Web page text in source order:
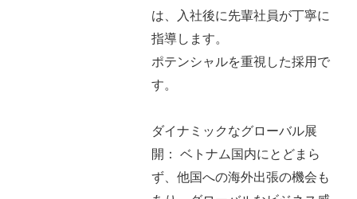
は、入社後に先輩社員が丁寧に
指導します。
ポテンシャルを重視した採用で
す。
ダイナミックなグローバル展
開： ベトナム国内にとどまら
ず、他国への海外出張の機会も